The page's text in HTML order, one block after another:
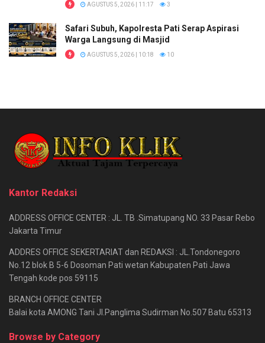
AGUSTUS 5, 2026 | 11:17 3
Safari Subuh, Kapolresta Pati Serap Aspirasi
Warga Langsung di Masjid
AGUSTUS 5, 2026 | 10:18 10
Kantor Redaksi
ADDRESS OFFICE CENTER : JL. TB .Simatupang NO. 33 Pasar Rebo
Jakarta Timur
ADDRES OFFICE SEKERTARIAT dan REDAKSI : JL.Tondonegoro
No.12 blok B 5-6 Dosoman Pati wetan Kabupaten Pati Jawa
Tengah kode pos 59115
BRANCH OFFICE CENTER
Balai kota AMONG Tani Jl.Panglima Sudirman No.507 Batu 65313
Browse by Category